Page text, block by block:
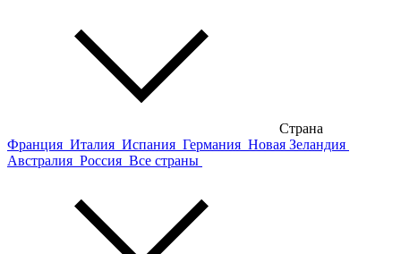
Страна
Франция Италия Испания Германия Новая Зеландия
Австралия Россия Все страны